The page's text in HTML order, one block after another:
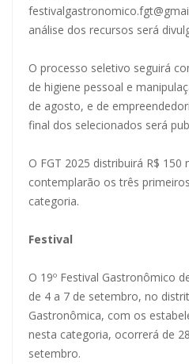
análise dos recursos será
O processo seletivo seguirá
de higiene pessoal e
de agosto, e de
final dos selecionados será
O FGT 2025 distribuirá R$
contemplarão os três
categoria.
Festival
O 19º Festival Gastronômico
de 4 a 7 de setembro, no
Gastronômica, com os
nesta categoria, ocorrerá de
setembro.